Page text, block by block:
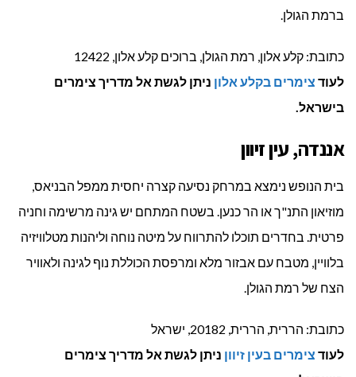
ברמת הגולן.
כתובת: קלע אלון, רמת הגולן, ברוכים קלע אלון, 12422
לעוד צימרים בקלע אלון ניתן לגשת אל מדריך צימרים
בישראל.
אננדה, עין זיוון
בית הנופש נימצא במרחק נסיעה קצרה יחסית ממפל הבניאס,
מוזיאון התנ"ך או הר כנען. בשטח המתחם יש גינה מרשימה וחניה
פרטית. בחדרים תוכלו להתרווח על מיטה נוחה וליהנות מטלוויזיה
בלוויין, מטבח עם אבזור מלא ומרפסת הכוללת נוף לגינה ולאוויר
הצח של רמת הגולן.
כתובת: הררית, הררית, 20182, ישראל
לעוד צימרים בעין זיוון ניתן לגשת אל מדריך צימרים